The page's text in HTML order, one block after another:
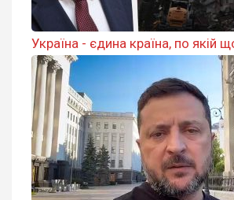
Україна - єдина країна, по якій